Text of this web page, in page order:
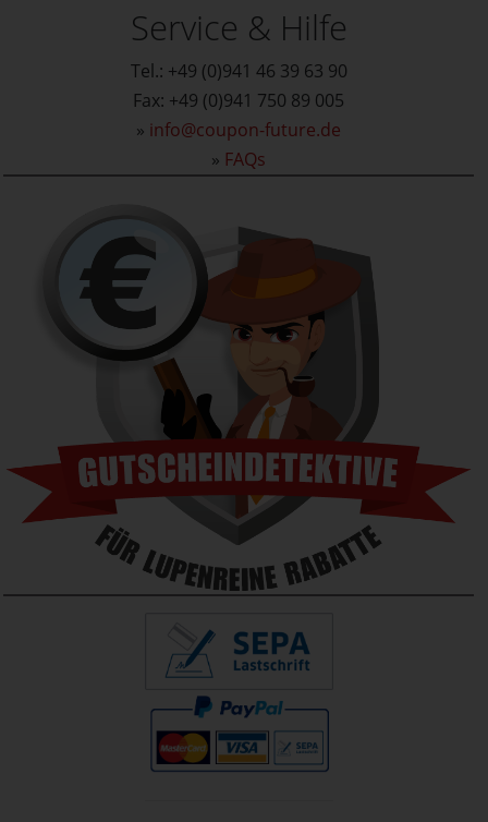
Service & Hilfe
Tel.: +49 (0)941 46 39 63 90
Fax: +49 (0)941 750 89 005
» info@coupon-future.de
» FAQs